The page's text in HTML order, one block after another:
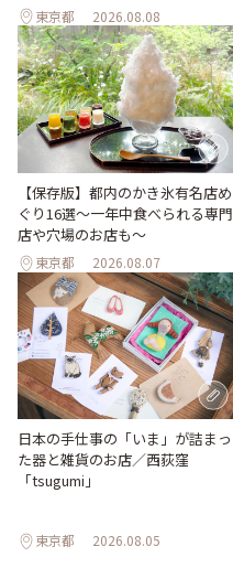
東京都 2026.08.08
【保存版】都内のかき氷有名店め
ぐり16選～一年中食べられる専門
店や穴場のお店も～
東京都 2026.08.07
日本の手仕事の「いま」が詰まっ
た器と雑貨のお店／西荻窪
「tsugumi」
東京都 2026.08.05